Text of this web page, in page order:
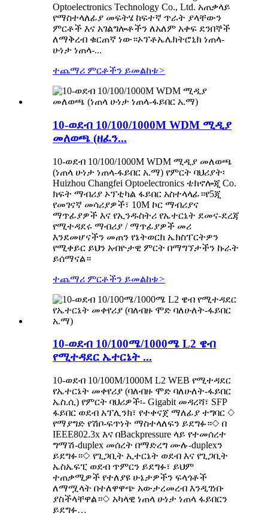
Optoelectronics Technology Co., Ltd. አጠቃላይ
የማስተላለፊያ መፍትሄ ከፍተኛ ጥራት ያላቸውን
ምርቶች እና አገልግሎቶችን ለአለም አቀፍ ደንበኞች
ለማቅረብ ቁርጠኛ ነው።ኦፕቶኤሌክትሮኒክ ነጠላ-
ሁነታ ነጠላ-...
ተጨማሪ ምርቶችን ይመልከቱ>
10-ወደብ 10/100/1000M WDM ሚዲያ
መለወጫ (ዘፈን...
10-ወደብ 10/100/1000M WDM ሚዲያ መለወጫ
(ነጠላ ሁነታ ነጠላ-ፋይበር አ.ማ) የምርት ባህሪያት፡
Huizhou Changfei Optoelectronics ቴክኖሎጂ Co.
ክፍት ማብሪያ ኦፕቲካል ፋይበር አስተላላፊ።የ5ጂ
የመገናኛ መሳሪያዎች፣ 10M ኮር ማብሪያና
ማጥፊያዎች እና የኢንዱስትሪ የኤተርኔት ደመና-ደረጃ
የሚተዳደሩ ማብሪያ / ማጥፊያዎች መሪ
እንደመሆናችን መጠን የኔትወርክ ኤክስፐርትዎን
የሚቀይር ይህን አብዮታዊ ምርት በማግኘታችን ኩራት
ይሰማናል።
ተጨማሪ ምርቶችን ይመልከቱ>
10-ወደብ 10/100ሜ/1000ሜ L2 ዌብ
የሚተዳደር ኤተርኔት ...
10-ወደብ 10/100M/1000M L2 WEB የሚተዳደር
የኤተርኔት መቀየሪያ (ባለብዙ ሞድ ባለሁለት-ፋይበር
ኤስ.ሲ) የምርት ባህሪዎች፡- Gigabit መዳረሻ፣ SFP
ፋይበር ወደብ አፕሊንክ፣ የተቀናጀ ማለፊያ ተግባር ◇
የማያግድ የሽቦ-ፍጥነት ማስተላለፍን ይደግፉ።◇ በ
IEEE802.3x እና በBackpressure ላይ የተመሰረተ
ግማሽ-duplex መሰረት በማድረግ ሙሉ-duplexን
ይደግፉ።◇ የጊጋቢት ኢተርኔት ወደብ እና የጊጋቢት
ኤስኤፍፒ ወደብ ጥምርን ይደግፉ፣ ይህም
ተጠቃሚዎች የተለያዩ ሁኔታዎችን ፍላጎቶች
ለማሟላት በተለዋዋጭ አውታረመረብ እንዲገነቡ
ያስችላቸዋል።◇ አካላዊ ነጠላ ሁነታ ነጠላ ፋይበርን
ይደግፉ…